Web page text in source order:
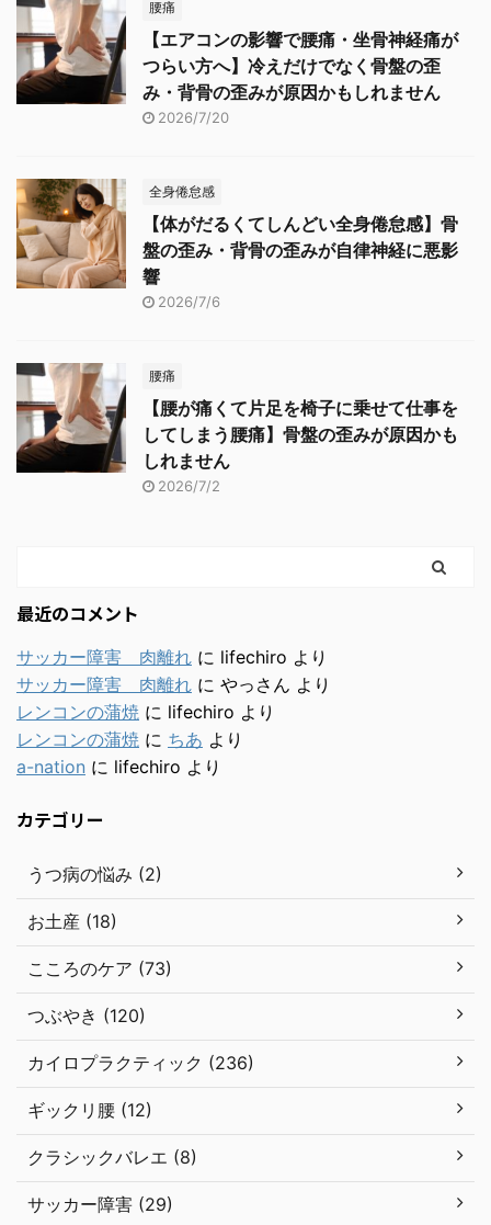
腰痛
【エアコンの影響で腰痛・坐骨神経痛が
つらい方へ】冷えだけでなく骨盤の歪
み・背骨の歪みが原因かもしれません
2026/7/20
全身倦怠感
【体がだるくてしんどい全身倦怠感】骨
盤の歪み・背骨の歪みが自律神経に悪影
響
2026/7/6
腰痛
【腰が痛くて片足を椅子に乗せて仕事を
してしまう腰痛】骨盤の歪みが原因かも
しれません
2026/7/2
最近のコメント
サッカー障害 肉離れ に lifechiro より
サッカー障害 肉離れ に やっさん より
レンコンの蒲焼 に lifechiro より
レンコンの蒲焼 に ちあ より
a-nation に lifechiro より
カテゴリー
うつ病の悩み (2)
お土産 (18)
こころのケア (73)
つぶやき (120)
カイロプラクティック (236)
ギックリ腰 (12)
クラシックバレエ (8)
サッカー障害 (29)